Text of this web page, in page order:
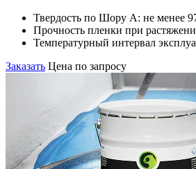
Твердость по Шору А: не менее
Прочность пленки при
Температурный интервал
Заказать Цена по запросу